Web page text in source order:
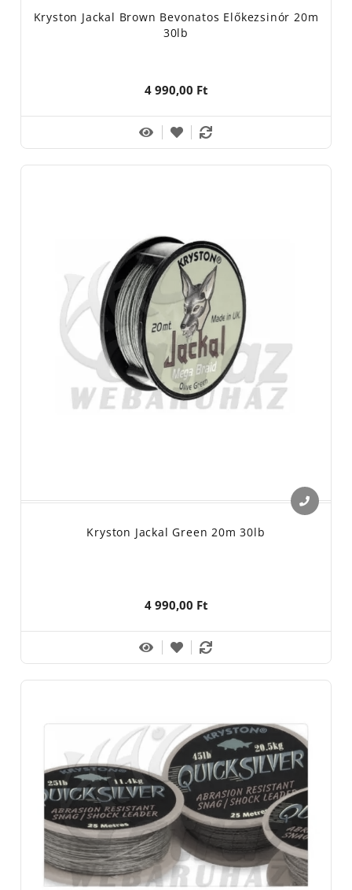
Kryston Jackal Brown Bevonatos Előkezsinór 20m
30lb
4 990,00 Ft
Kryston Jackal Green 20m 30lb
4 990,00 Ft